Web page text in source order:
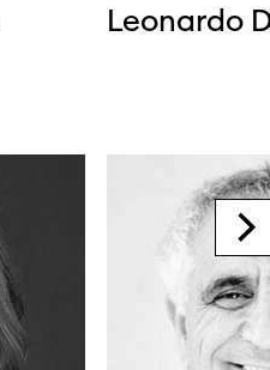
Leonardo